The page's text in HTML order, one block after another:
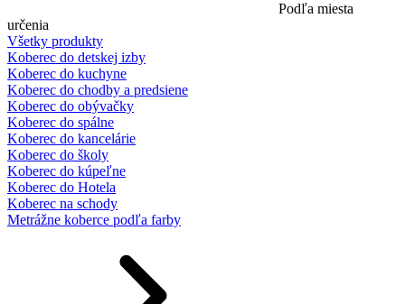
Podľa miesta
určenia
Všetky produkty
Koberec do detskej izby
Koberec do kuchyne
Koberec do chodby a predsiene
Koberec do obývačky
Koberec do spálne
Koberec do kancelárie
Koberec do školy
Koberec do kúpeľne
Koberec do Hotela
Koberec na schody
Metrážne koberce podľa farby